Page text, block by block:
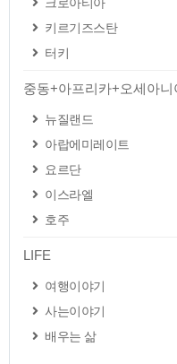
크로아티아
키르기즈스탄
터키
중동+아프리카+오세아니
뉴질랜드
아랍에미레이트
요르단
이스라엘
호주
LIFE
여행이야기
사는이야기
배우는 삶